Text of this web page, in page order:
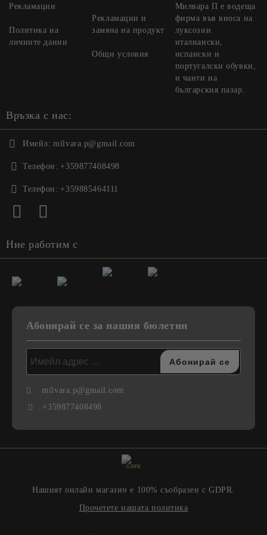
Рекламации
Политика на
личните данни
Рекламации и
замяна на продукт
Общи условия
Милвара П е водеща
фирма във вноса на
луксозни
италиански,
испански и
португалски обувки,
и чанти на
българския пазар.
Връзка с нас:
Имейл: milvara.p@gmail.com
Телефон: +359877408498
Телефон: +359885464111
Ние работим с
Абонирай се за нашия бюлетин
milvara.p@gmail.com
+359877408498
GDPR
Нашият онлайн магазин е 100% съобразен с GDPR.
Прочетете нашата политика